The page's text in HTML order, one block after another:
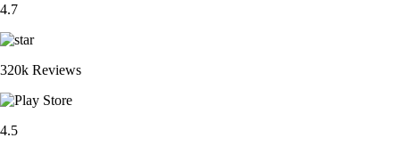
4.7
320k Reviews
4.5